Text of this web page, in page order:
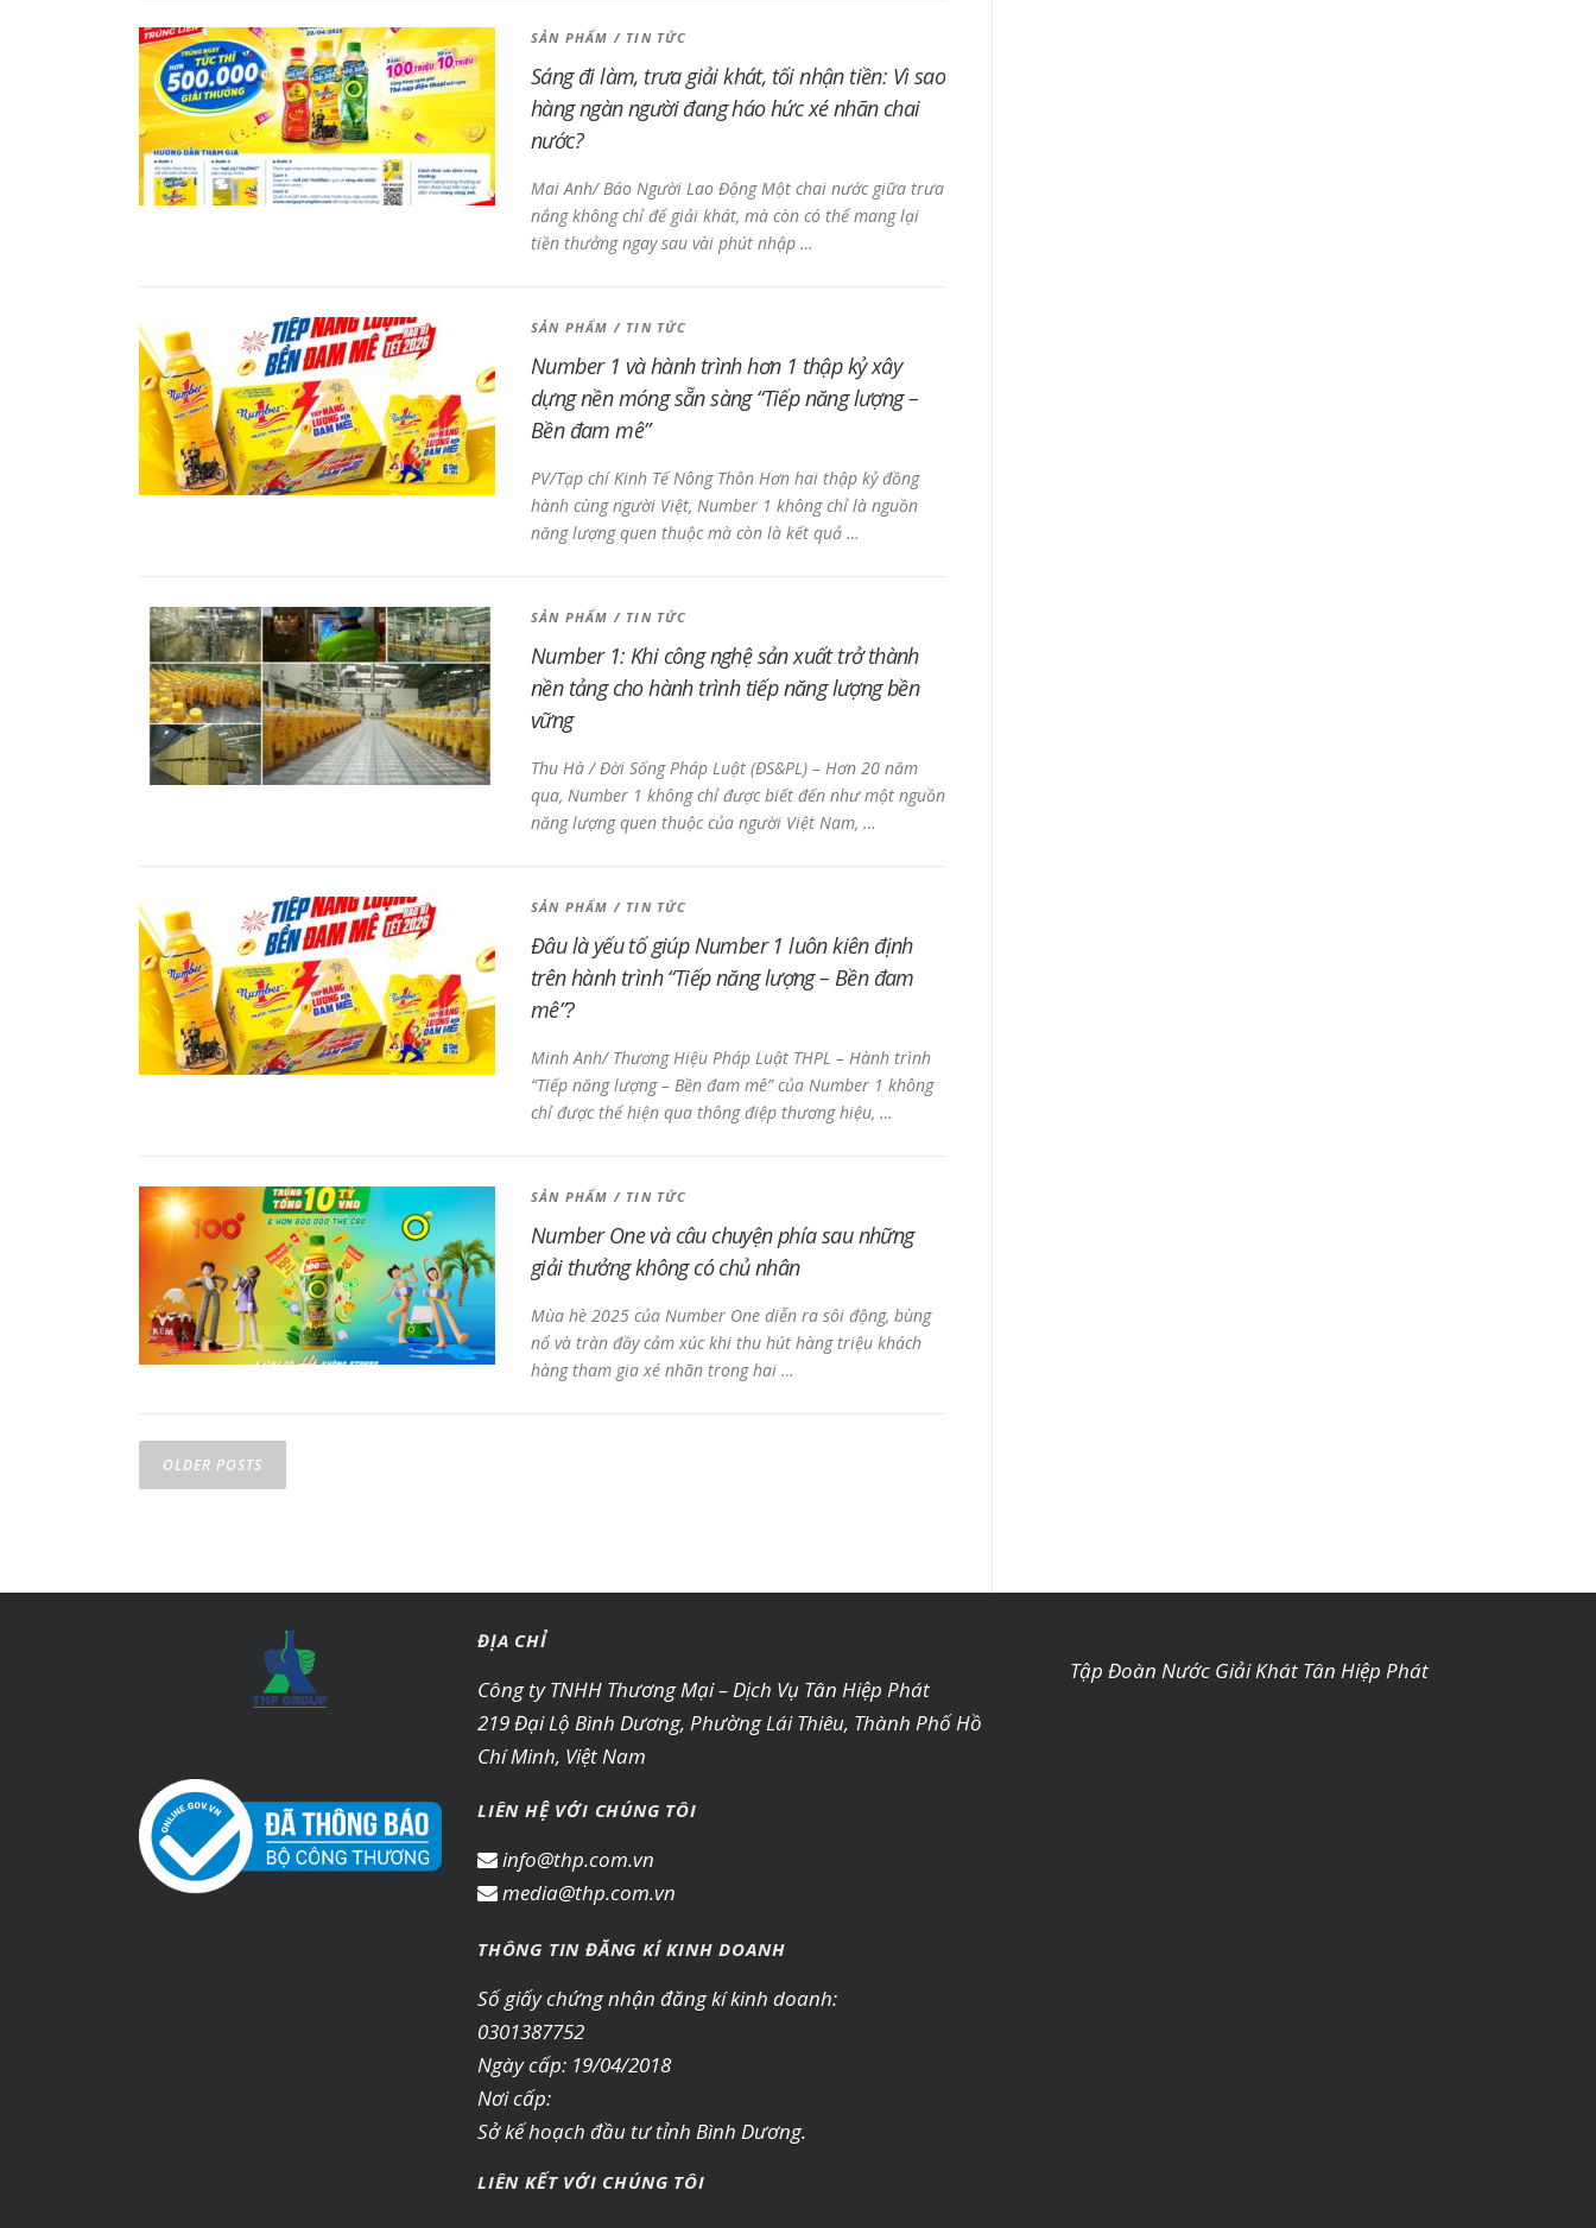
SẢN PHẨM / TIN TỨC
Sáng đi làm, trưa giải khát, tối nhận tiền: Vì sao
hàng ngàn người đang háo hức xé nhãn chai
nước?
Mai Anh/ Báo Người Lao Động Một chai nước giữa trưa
nắng không chỉ để giải khát, mà còn có thể mang lại
tiền thưởng ngay sau vài phút nhập …
SẢN PHẨM / TIN TỨC
Number 1 và hành trình hơn 1 thập kỷ xây
dựng nền móng sẵn sàng “Tiếp năng lượng –
Bền đam mê”
PV/Tạp chí Kinh Tế Nông Thôn Hơn hai thập kỷ đồng
hành cùng người Việt, Number 1 không chỉ là nguồn
năng lượng quen thuộc mà còn là kết quả …
SẢN PHẨM / TIN TỨC
Number 1: Khi công nghệ sản xuất trở thành
nền tảng cho hành trình tiếp năng lượng bền
vững
Thu Hà / Đời Sống Pháp Luật (ĐS&PL) – Hơn 20 năm
qua, Number 1 không chỉ được biết đến như một nguồn
năng lượng quen thuộc của người Việt Nam, …
SẢN PHẨM / TIN TỨC
Đâu là yếu tố giúp Number 1 luôn kiên định
trên hành trình “Tiếp năng lượng – Bền đam
mê”?
Minh Anh/ Thương Hiệu Pháp Luật THPL – Hành trình
“Tiếp năng lượng – Bền đam mê” của Number 1 không
chỉ được thể hiện qua thông điệp thương hiệu, …
SẢN PHẨM / TIN TỨC
Number One và câu chuyện phía sau những
giải thưởng không có chủ nhân
Mùa hè 2025 của Number One diễn ra sôi động, bùng
nổ và tràn đầy cảm xúc khi thu hút hàng triệu khách
hàng tham gia xé nhãn trong hai …
OLDER POSTS
ĐỊA CHỈ
Công ty TNHH Thương Mại – Dịch Vụ Tân Hiệp Phát
219 Đại Lộ Bình Dương, Phường Lái Thiêu, Thành Phố Hồ
Chí Minh, Việt Nam
LIÊN HỆ VỚI CHÚNG TÔI
info@thp.com.vn
media@thp.com.vn
THÔNG TIN ĐĂNG KÍ KINH DOANH
Số giấy chứng nhận đăng kí kinh doanh:
0301387752
Ngày cấp: 19/04/2018
Nơi cấp:
Sở kế hoạch đầu tư tỉnh Bình Dương.
LIÊN KẾT VỚI CHÚNG TÔI
Tập Đoàn Nước Giải Khát Tân Hiệp Phát